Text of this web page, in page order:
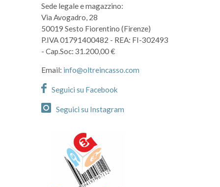
Sede legale e magazzino:
Via Avogadro, 28
50019 Sesto Fiorentino (Firenze)
P.IVA 01791400482 - REA: FI-302493
- Cap.Soc: 31.200,00 €
Email: info@oltreincasso.com
Seguici su Facebook
Seguici su Instagram